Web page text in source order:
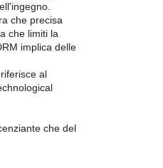
che precisa
che limiti la
implica delle
al
che del